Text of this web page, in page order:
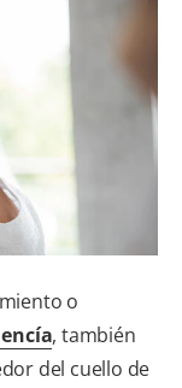
o
, también
del cuello de